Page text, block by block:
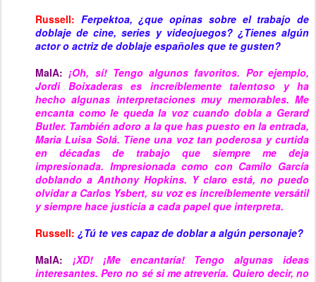
Russell: Ferpektoa, ¿que opinas sobre el trabajo de
doblaje de cine, series y videojuegos? ¿Tienes algún
actor o actriz de doblaje españoles que te gusten?
MaIA:¡Oh, sí! Tengo algunos favoritos. Por ejemplo,
Jordi Boixaderas es increíblemente talentoso y ha
hecho algunas interpretaciones muy memorables. Me
encanta como le queda la voz cuando dobla a Gerard
Butler. También adoro a la que has puesto en la entrada,
Maria Luisa Solá. Tiene una voz tan poderosa y curtida
en décadas de trabajo que siempre me deja
impresionada. Impresionada como con Camilo García
doblando a Anthony Hopkins. Y claro está, no puedo
olvidar a Carlos Ysbert, su voz es increíblemente versátil
y siempre hace justicia a cada papel que interpreta.
Russell: ¿Tú te ves capaz de doblar a algún personaje?
MaIA: ¡XD! ¡Me encantaría! Tengo algunas ideas
interesantes. Pero no sé si me atrevería. Quiero decir, no